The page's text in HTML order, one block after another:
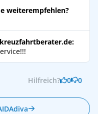
weiterempfehlen?
Hilfreich? 0 0